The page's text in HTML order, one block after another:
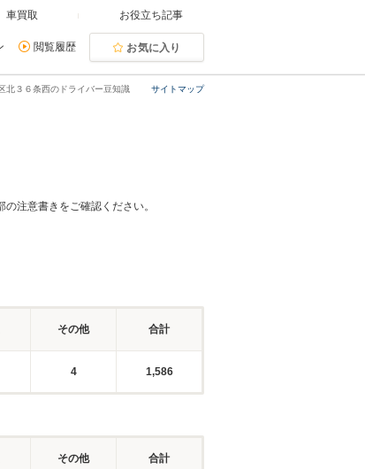
車買取 お役立ち記事
閲覧履歴 お気に入り
サイトマップ
北３６条西のドライバー豆知識
注意書きをご確認ください。
その他 合計
4 1,586
その他 合計